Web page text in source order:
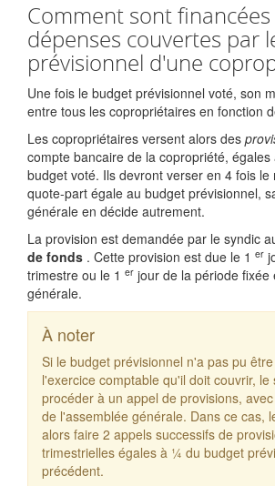
Comment sont financées
dépenses couvertes par
prévisionnel d'une
Une fois le budget prévisionnel voté, son
entre tous les copropriétaires en fonction
Les copropriétaires versent alors des
compte bancaire de la copropriété, égales
budget voté. Ils devront verser en 4 fois le
quote-part égale au budget prévisionnel,
générale en décide autrement.
La provision est demandée par le syndic
de fonds . Cette provision est due le 1 er
trimestre ou le 1 er jour de la période fixée
générale.
À noter
Si le budget prévisionnel n'a pas pu
l'exercice comptable qu'il doit couvrir, le
procéder à un appel de provisions,
de l'assemblée générale. Dans ce cas,
alors faire 2 appels successifs de
trimestrielles égales à ¼ du budget
précédent.